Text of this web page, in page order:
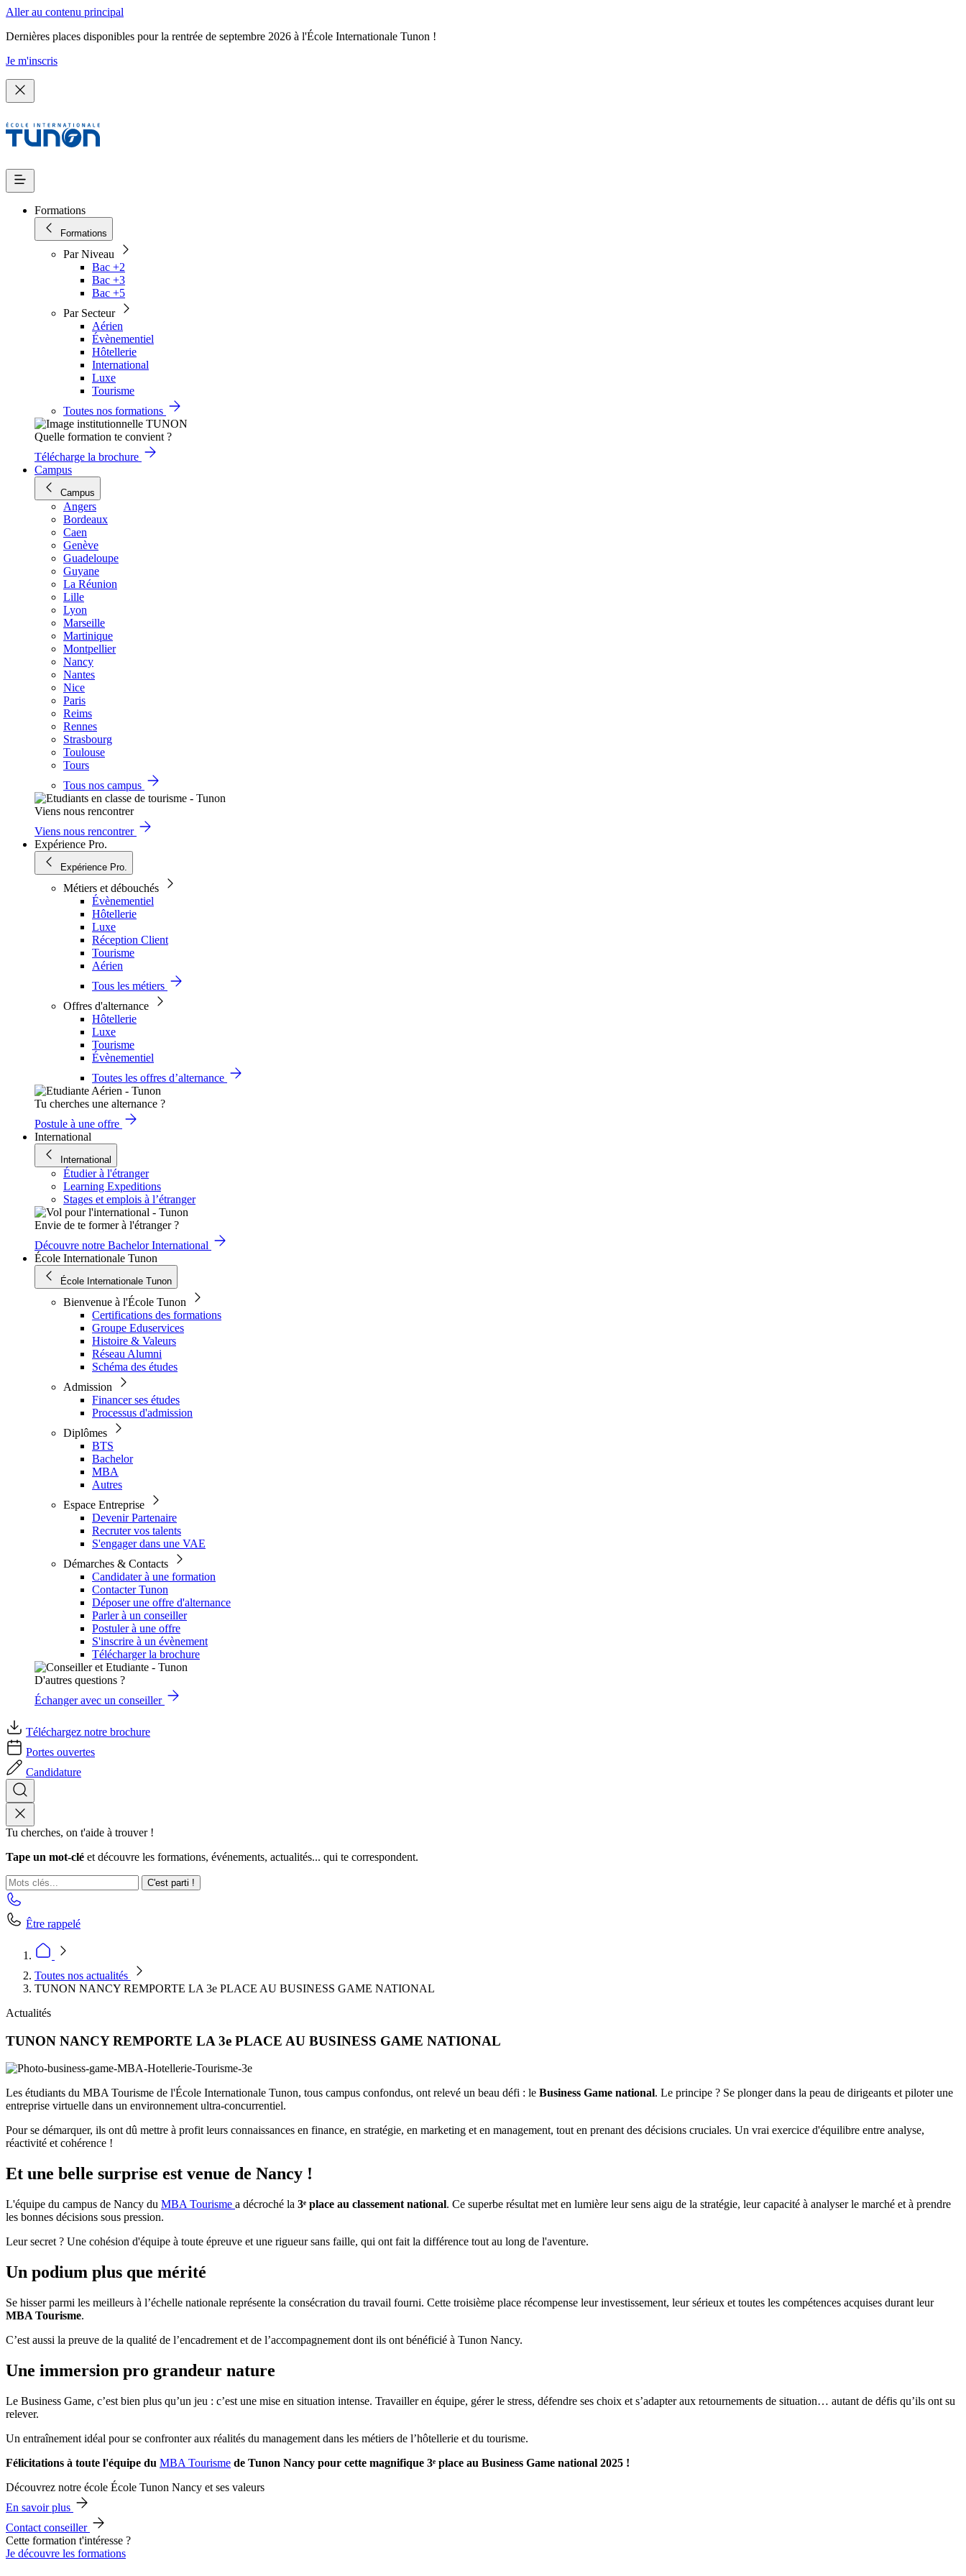
Aller au contenu principal
Dernières places disponibles pour la rentrée de septembre 2026 à l'École Internationale Tunon !
Je m'inscris
Formations
Formations
Par Niveau
Bac +2
Bac +3
Bac +5
Par Secteur
Aérien
Évènementiel
Hôtellerie
International
Luxe
Tourisme
Toutes nos formations
Quelle formation te convient ?
Télécharge la brochure
Campus
Campus
Angers
Bordeaux
Caen
Genève
Guadeloupe
Guyane
La Réunion
Lille
Lyon
Marseille
Martinique
Montpellier
Nancy
Nantes
Nice
Paris
Reims
Rennes
Strasbourg
Toulouse
Tours
Tous nos campus
Viens nous rencontrer
Viens nous rencontrer
Expérience Pro.
Expérience Pro.
Métiers et débouchés
Évènementiel
Hôtellerie
Luxe
Réception Client
Tourisme
Aérien
Tous les métiers
Offres d'alternance
Hôtellerie
Luxe
Tourisme
Évènementiel
Toutes les offres d’alternance
Tu cherches une alternance ?
Postule à une offre
International
International
Étudier à l'étranger
Learning Expeditions
Stages et emplois à l’étranger
Envie de te former à l'étranger ?
Découvre notre Bachelor International
École Internationale Tunon
École Internationale Tunon
Bienvenue à l'École Tunon
Certifications des formations
Groupe Eduservices
Histoire & Valeurs
Réseau Alumni
Schéma des études
Admission
Financer ses études
Processus d'admission
Diplômes
BTS
Bachelor
MBA
Autres
Espace Entreprise
Devenir Partenaire
Recruter vos talents
S'engager dans une VAE
Démarches & Contacts
Candidater à une formation
Contacter Tunon
Déposer une offre d'alternance
Parler à un conseiller
Postuler à une offre
S'inscrire à un évènement
Télécharger la brochure
D'autres questions ?
Échanger avec un conseiller
Téléchargez notre brochure
Portes ouvertes
Candidature
Tu cherches, on t'aide à trouver !
Tape un mot-clé et découvre les formations, événements, actualités... qui te correspondent.
C'est parti !
Être rappelé
Toutes nos actualités
TUNON NANCY REMPORTE LA 3e PLACE AU BUSINESS GAME NATIONAL
Actualités
TUNON NANCY REMPORTE LA 3e PLACE AU BUSINESS GAME NATIONAL
Les étudiants du MBA Tourisme de l'École Internationale Tunon, tous campus confondus, ont relevé un beau défi : le Business Game national. Le principe ? Se plonger dans la peau de dirigeants et piloter une
entreprise virtuelle dans un environnement ultra-concurrentiel.
Pour se démarquer, ils ont dû mettre à profit leurs connaissances en finance, en stratégie, en marketing et en management, tout en prenant des décisions cruciales. Un vrai exercice d'équilibre entre analyse,
réactivité et cohérence !
Et une belle surprise est venue de Nancy !
L'équipe du campus de Nancy du MBA Tourisme a décroché la 3ᵉ place au classement national. Ce superbe résultat met en lumière leur sens aigu de la stratégie, leur capacité à analyser le marché et à prendre
les bonnes décisions sous pression.
Leur secret ? Une cohésion d'équipe à toute épreuve et une rigueur sans faille, qui ont fait la différence tout au long de l'aventure.
Un podium plus que mérité
Se hisser parmi les meilleurs à l’échelle nationale représente la consécration du travail fourni. Cette troisième place récompense leur investissement, leur sérieux et toutes les compétences acquises durant leur
MBA Tourisme.
C’est aussi la preuve de la qualité de l’encadrement et de l’accompagnement dont ils ont bénéficié à Tunon Nancy.
Une immersion pro grandeur nature
Le Business Game, c’est bien plus qu’un jeu : c’est une mise en situation intense. Travailler en équipe, gérer le stress, défendre ses choix et s’adapter aux retournements de situation… autant de défis qu’ils ont su
relever.
Un entraînement idéal pour se confronter aux réalités du management dans les métiers de l’hôtellerie et du tourisme.
Félicitations à toute l'équipe du MBA Tourisme de Tunon Nancy pour cette magnifique 3ᵉ place au Business Game national 2025 !
Découvrez notre école École Tunon Nancy et ses valeurs
En savoir plus
Contact conseiller
Cette formation t'intéresse ?
Je découvre les formations